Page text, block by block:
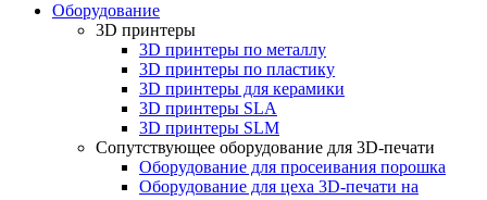
Оборудование
3D принтеры
3D принтеры по металлу
3D принтеры по пластику
3D принтеры для керамики
3D принтеры SLA
3D принтеры SLM
Сопутствующее оборудование для 3D-печати
Оборудование для просеивания порошка
Оборудование для цеха 3D-печати на